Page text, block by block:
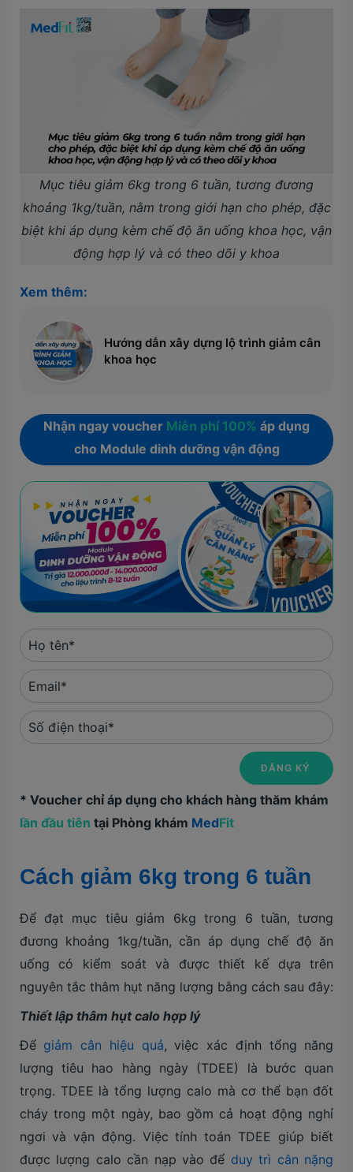
Mục tiêu giảm 6kg trong 6 tuần, tương đương
khoảng 1kg/tuần, nằm trong giới hạn cho phép, đặc
biệt khi áp dụng kèm chế độ ăn uống khoa học, vận
động hợp lý và có theo dõi y khoa
Xem thêm:
Hướng dẫn xây dựng lộ trình giảm cân
khoa học
Nhận ngay voucher Miễn phí 100% áp dụng
cho Module dinh dưỡng vận động
* Voucher chỉ áp dụng cho khách hàng thăm khám
lần đầu tiên tại Phòng khám MedFit
Cách giảm 6kg trong 6 tuần
Để đạt mục tiêu giảm 6kg trong 6 tuần, tương
đương khoảng 1kg/tuần, cần áp dụng chế độ ăn
uống có kiểm soát và được thiết kế dựa trên
nguyên tắc thâm hụt năng lượng bằng cách sau đây:
Thiết lập thâm hụt calo hợp lý
Để giảm cân hiệu quả, việc xác định tổng năng
lượng tiêu hao hàng ngày (TDEE) là bước quan
trọng. TDEE là tổng lượng calo mà cơ thể bạn đốt
cháy trong một ngày, bao gồm cả hoạt động nghỉ
ngơi và vận động. Việc tính toán TDEE giúp biết
được lượng calo cần nạp vào để duy trì cân nặng